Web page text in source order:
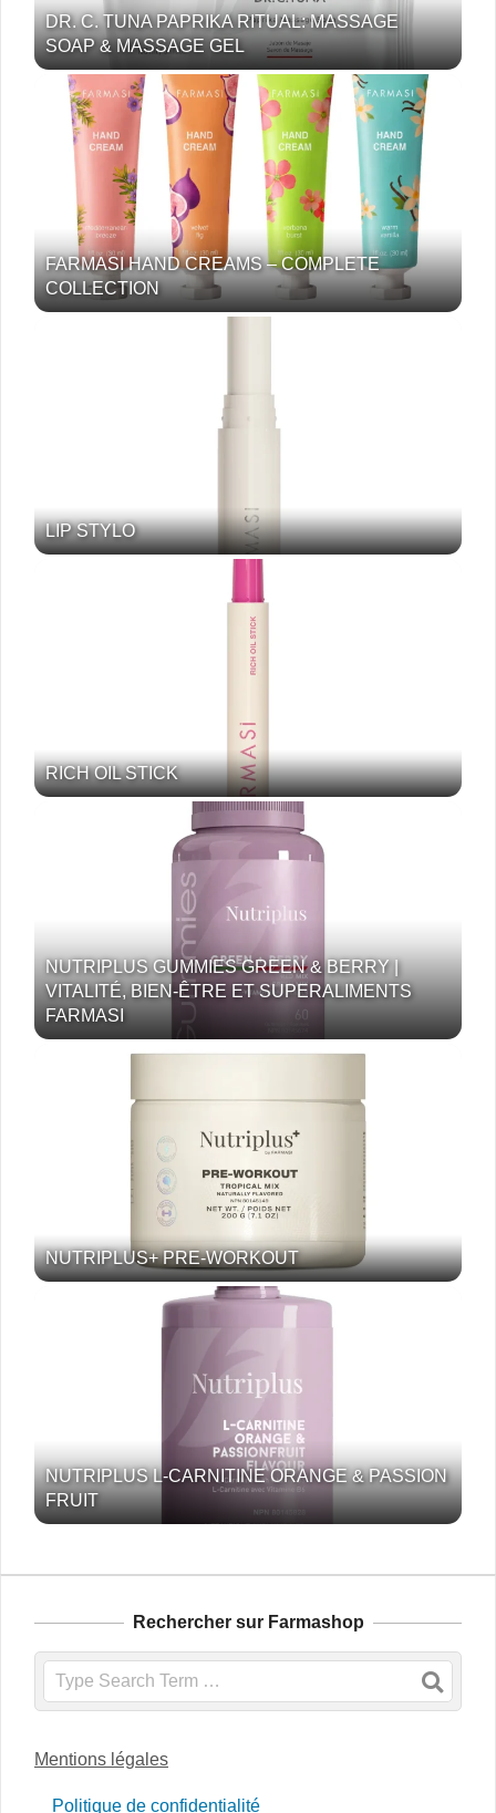
DR. C. TUNA PAPRIKA RITUAL: MASSAGE
SOAP & MASSAGE GEL
FARMASI HAND CREAMS – COMPLETE
COLLECTION
LIP STYLO
RICH OIL STICK
NUTRIPLUS GUMMIES GREEN & BERRY |
VITALITÉ, BIEN-ÊTRE ET SUPERALIMENTS
FARMASI
NUTRIPLUS+ PRE-WORKOUT
NUTRIPLUS L-CARNITINE ORANGE & PASSION
FRUIT
Rechercher sur Farmashop
Search
Mentions légales
Politique de confidentialité